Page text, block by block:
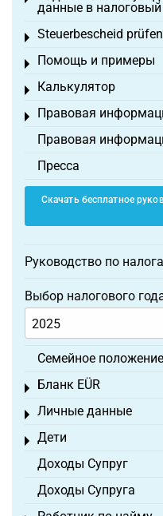
данные в налоговый
Steuerbescheid
Toggle menu
Помощь и примеры
Toggle menu
Калькулятор
Toggle menu
Правовая
Toggle menu
Правовая
Пресса
Скачать бесплатное
Руководство по
Выбор налогового
Семейное положение
Бланк EÜR
Toggle menu
Личные данные
Toggle menu
Дети
Toggle menu
Доходы Супруг
Доходы Супруга